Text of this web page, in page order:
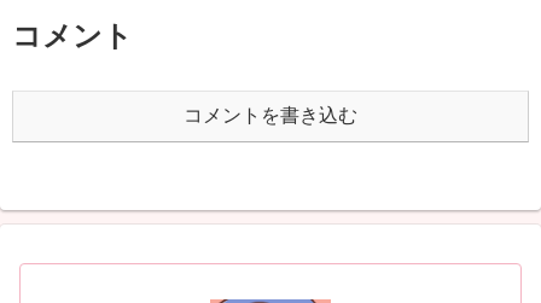
コメント
コメントを書き込む